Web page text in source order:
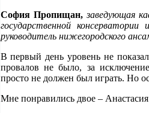
София Пропищан,заведующая
государственной
руководитель нижегородского
В первый день уровень не
провалов не было, за
просто не должен был играть. Но
Мне понравились двое –